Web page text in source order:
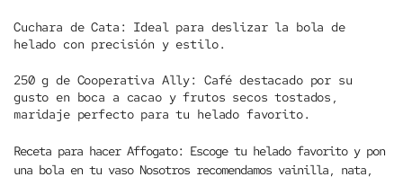
Cuchara de Cata:
Ideal para deslizar la bola de
helado con precisión y estilo.
250 g de Cooperativa Ally:
Café destacado por su
gusto en boca a cacao y frutos secos tostados,
maridaje perfecto para tu helado favorito.
Receta para hacer Affogato: Escoge tu helado favorito y pon
una bola en tu vaso Nosotros recomendamos vainilla, nata,